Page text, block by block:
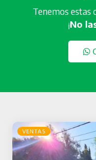
Tenemos estas
¡No
VENTAS